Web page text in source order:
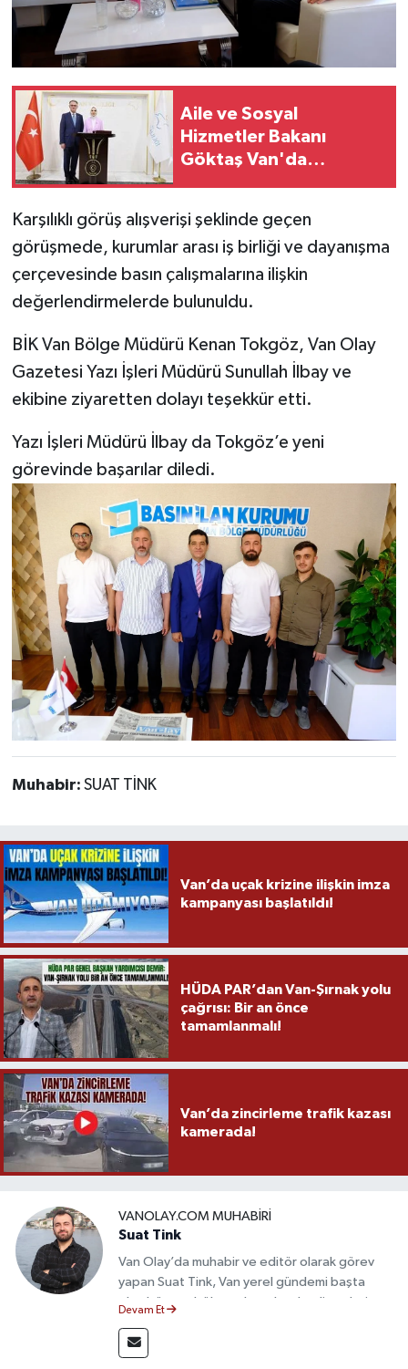
Aile ve Sosyal
Hizmetler Bakanı
Göktaş Van'da
Karşılıklı görüş alışverişi şeklinde geçen
görüşmede, kurumlar arası iş birliği ve dayanışma
çerçevesinde basın çalışmalarına ilişkin
değerlendirmelerde bulunuldu.
BİK Van Bölge Müdürü Kenan Tokgöz, Van Olay
Gazetesi Yazı İşleri Müdürü Sunullah İlbay ve
ekibine ziyaretten dolayı teşekkür etti.
Yazı İşleri Müdürü İlbay da Tokgöz’e yeni
görevinde başarılar diledi.
Muhabir: SUAT TİNK
Van’da uçak krizine ilişkin imza
kampanyası başlatıldı!
HÜDA PAR’dan Van-Şırnak yolu
çağrısı: Bir an önce
tamamlanmalı!
Van’da zincirleme trafik kazası
kamerada!
VANOLAY.COM MUHABIRI
Suat Tink
Van Olay’da muhabir ve editör olarak görev
yapan Suat Tink, Van yerel gündemi başta
olmak üzere bölgesel ve ulusal gelişmeleri
mezunu olan Tink, sahadan edindiği bilgilerle
doğruluk, tarafsızlık ve etik ilkeler
Devam Et